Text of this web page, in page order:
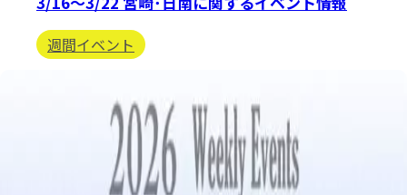
週間イベント